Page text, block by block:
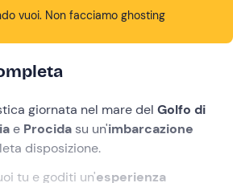
vuoi. Non facciamo ghosting
giornata nel mare del Golfo di
e Procida su un'imbarcazione
disposizione.
tu e goditi un'esperienza